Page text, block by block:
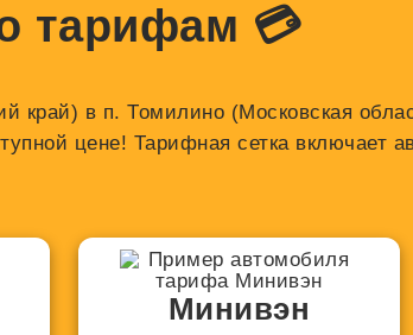
тарифам 💳
край) в п. Томилино (Московская
цене! Тарифная сетка включает
Минивэн